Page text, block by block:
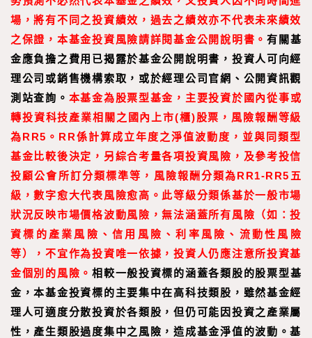
場，將有不同之投資績效，過去之績效亦不代表未來績效
之保證，本基金投資風險請詳閱基金公開說明書。有關基
金應負擔之費用已揭露於基金公開說明書，投資人可向經
理公司或銷售機構索取，或於經理公司官網、公開資訊觀
測站查詢。 本基金為股票型基金，主要投資於國內從事或
轉投資科技產業相關之國內上市(櫃)股票，風險報酬等級
為RR5。RR係計算成立年度之淨值波動度，並與同類型
基金比較後決定，另綜合考量各項投資風險，及參考投信
投顧公會所訂分類標準等，風險報酬分類為RR1-RR5五
級，數字愈大代表風險愈高。此等級分類係基於一般市場
狀況反映市場價格波動風險，無法涵蓋所有風險（如：投
資標的產業風險、信用風險、利率風險、流動性風險
等），不宜作為投資唯一依據，投資人仍應注意所投資基
金個別的風險。相較一般投資標的涵蓋各類股的股票型基
金，本基金投資標的主要集中在高科技類股，雖然基金經
理人可適度分散投資於各類股，但仍可能因投資之產業屬
性，產生類股過度集中之風險，造成基金淨值的波動。基